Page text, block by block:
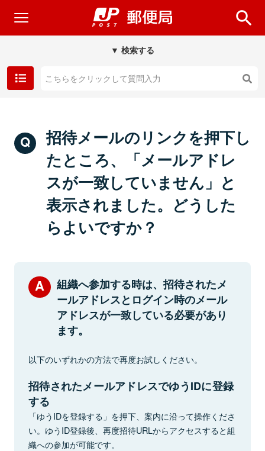
▼ 検索する
招待メールのリンクを押下し
たところ、「メールアドレ
スが一致していません」と
表示されました。どうした
らよいですか？
組織へ参加する時は、招待されたメ
ールアドレスとログイン時のメール
アドレスが一致している必要があり
ます。
以下のいずれかの方法で再度お試しください。
招待されたメールアドレスでゆうIDに登録
する
「ゆうIDを登録する」を押下、案内に沿って操作くださ
い。ゆうID登録後、再度招待URLからアクセスすると組
織への参加が可能です。